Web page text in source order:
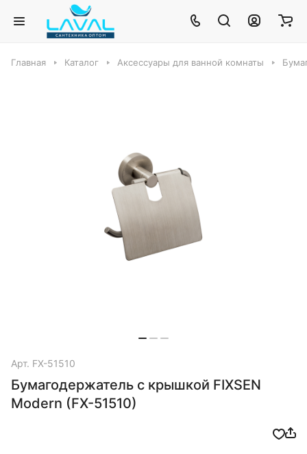
Главная Каталог Аксессуары для ванной комнаты
Арт. FX-51510
Бумагодержатель с крышкой FIXSEN
Modern (FX-51510)